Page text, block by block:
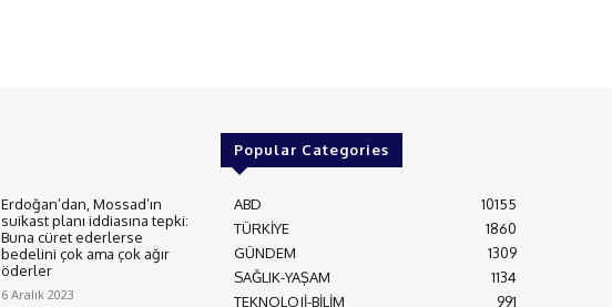
Erdoğan’dan, Mossad’ın
suikast planı iddiasına tepki:
Buna cüret ederlerse
bedelini çok ama çok ağır
öderler
6 Aralık 2023
Popular Categories
ABD
10155
TÜRKİYE
1860
GÜNDEM
1309
SAĞLIK-YAŞAM
1134
TEKNOLOJİ-BİLİM
991